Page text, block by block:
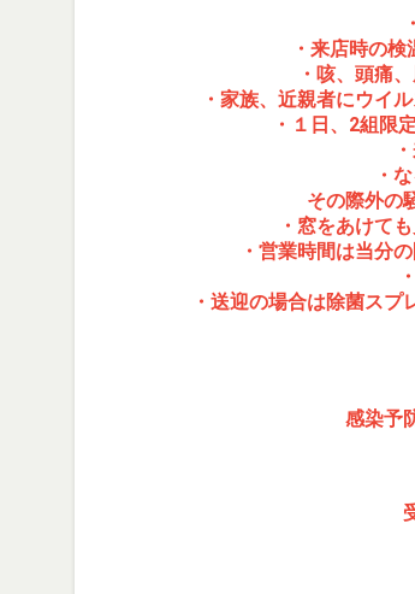
・来店時の
・咳、頭痛
・家族、近親者にウイ
・１日、2組限
・
その際外の
・窓をあけて
・営業時間は当分
・送迎の場合は除菌ス
感染予